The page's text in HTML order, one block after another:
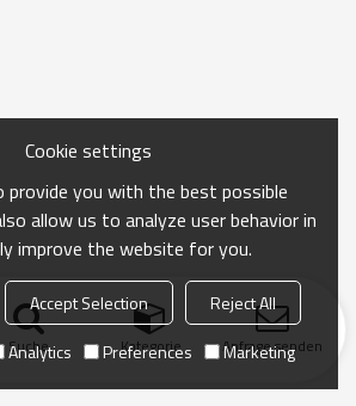
Suche Kategorie Anfrage senden
Cookie settings
provide you with the best possible
allow us to analyze user behavior in
improve the website for you.
Accept Selection
Reject All
Analytics Preferences Marketing